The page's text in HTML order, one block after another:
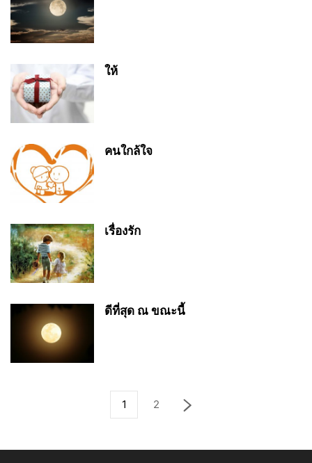
ให้
คนใกล้ใจ
เรื่องรัก
ดีที่สุด ณ ขณะนี้
1 2